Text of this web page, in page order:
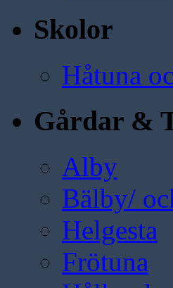
Skolor
Håtuna
Gårdar &
Alby
Bälby/
Helgesta
Frötuna